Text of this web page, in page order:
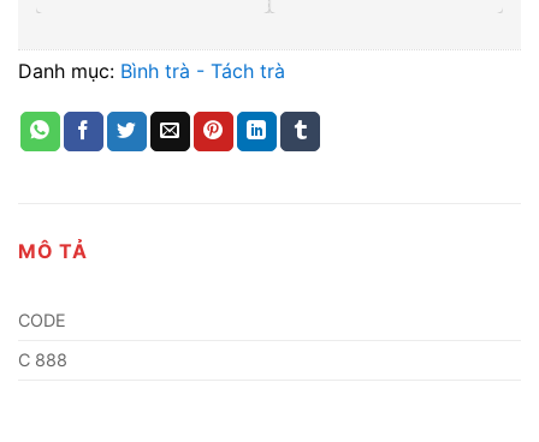
Danh mục: Bình trà - Tách trà
MÔ TẢ
CODE
C 888